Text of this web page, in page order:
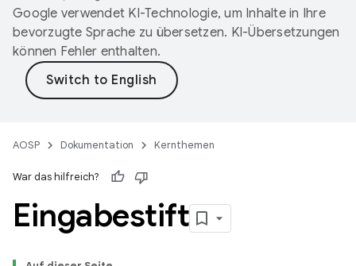
Google verwendet KI-Technologie, um Inhalte in Ihre
bevorzugte Sprache zu übersetzen. KI-Übersetzungen
können Fehler enthalten.
AOSP Dokumentation Kernthemen
War das hilfreich?
Eingabestift